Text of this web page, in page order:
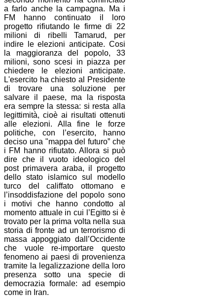
a farlo anche la campagna. Ma i
FM hanno continuato il loro
progetto rifiutando le firme di 22
milioni di ribelli Tamarud, per
indire le elezioni anticipate. Cosi
la maggioranza del popolo, 33
milioni, sono scesi in piazza per
chiedere le elezioni anticipate.
L'esercito ha chiesto al Presidente
di trovare una soluzione per
salvare il paese, ma la risposta
era sempre la stessa: si resta alla
legittimità, cioè ai risultati ottenuti
alle elezioni. Alla fine le forze
politiche, con l’esercito, hanno
deciso una "mappa del futuro” che
i FM hanno rifiutato. Allora si può
dire che il vuoto ideologico del
post primavera araba, il progetto
dello stato islamico sul modello
turco del califfato ottomano e
l’insoddisfazione del popolo sono
i motivi che hanno condotto al
momento attuale in cui l’Egitto si è
trovato per la prima volta nella sua
storia di fronte ad un terrorismo di
massa appoggiato dall’Occidente
che vuole re-importare questo
fenomeno ai paesi di provenienza
tramite la legalizzazione della loro
presenza sotto una specie di
democrazia formale: ad esempio
come in Iran.